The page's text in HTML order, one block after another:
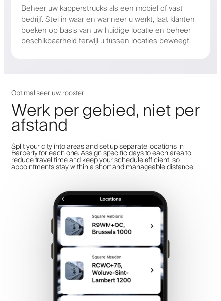
Beheer uw kapperstrucks als een mobiel of vast
bedrijf. Stel in waar en wanneer u werkt, laat klanten
boeken op basis van uw huidige locatie en beheer
beschikbaarheid terwijl u tussen locaties beweegt.
Optimaliseer uw rooster
Werk per gebied, niet per
afstand
Split your city into areas and set up separate locations in
Barberly for each one. Assign specific days to each area to
reduce travel time and keep your schedule efficient, so
appointments stay within a short and manageable distance.